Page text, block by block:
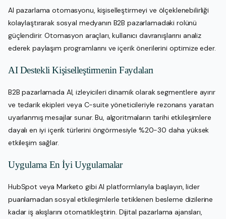
AI pazarlama otomasyonu, kişiselleştirmeyi ve ölçeklenebilirliği
kolaylaştırarak sosyal medyanın B2B pazarlamadaki rolünü
güçlendirir. Otomasyon araçları, kullanıcı davranışlarını analiz
ederek paylaşım programlarını ve içerik önerilerini optimize eder.
AI Destekli Kişiselleştirmenin Faydaları
B2B pazarlamada AI, izleyicileri dinamik olarak segmentlere ayırır
ve tedarik ekipleri veya C-suite yöneticileriyle rezonans yaratan
uyarlanmış mesajlar sunar. Bu, algoritmaların tarihi etkileşimlere
dayalı en iyi içerik türlerini öngörmesiyle %20-30 daha yüksek
etkileşim sağlar.
Uygulama En İyi Uygulamalar
HubSpot veya Marketo gibi AI platformlarıyla başlayın, lider
puanlamadan sosyal etkileşimlerle tetiklenen besleme dizilerine
kadar iş akışlarını otomatikleştirin. Dijital pazarlama ajansları,